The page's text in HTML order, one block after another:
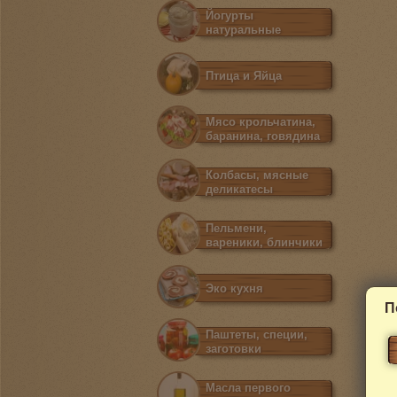
Йогурты
натуральные
Птица и Яйца
Мясо крольчатина,
баранина, говядина
Колбасы, мясные
деликатесы
Пельмени,
вареники, блинчики
Эко кухня
Паштеты, специи,
заготовки
Масла первого